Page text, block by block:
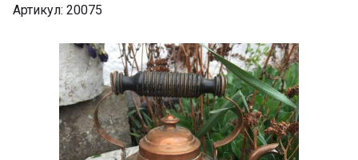
Артикул: 20075